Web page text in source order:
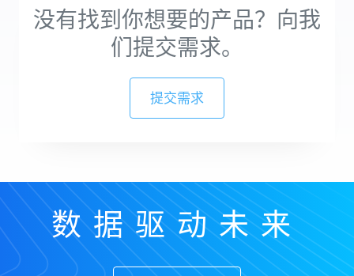
没有找到你想要的产品？向我
们提交需求。
提交需求
数据驱动未来